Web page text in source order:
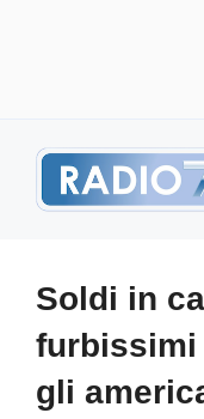
Soldi in
furbissimi
gli